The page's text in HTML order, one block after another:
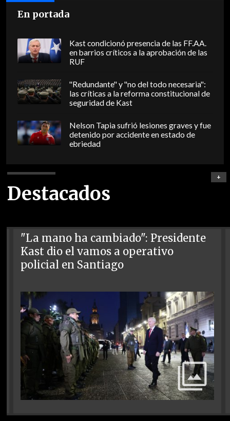
En portada
Kast condicionó presencia de las FF.AA.
en barrios críticos a la aprobación de las
RUF
"Redundante" y "no del todo necesaria":
las críticas a la reforma constitucional de
seguridad de Kast
Nelson Tapia sufrió lesiones graves y fue
detenido por accidente en estado de
ebriedad
Destacados
+
"La mano ha cambiado": Presidente
Kast dio el vamos a operativo
policial en Santiago